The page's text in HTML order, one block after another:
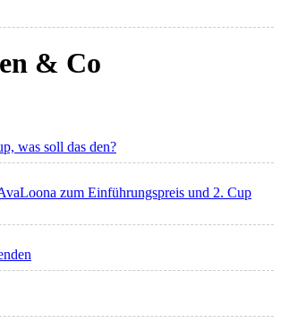
& Co
was soll das den?
zum Einführungspreis und 2. Cup